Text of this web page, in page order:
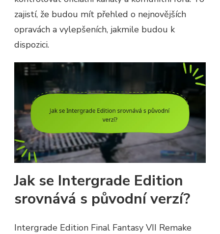
zajistí, že budou mít přehled o nejnovějších
opravách a vylepšeních, jakmile budou k
dispozici.
Jak se Intergrade Edition
srovnává s původní verzí?
Intergrade Edition Final Fantasy VII Remake